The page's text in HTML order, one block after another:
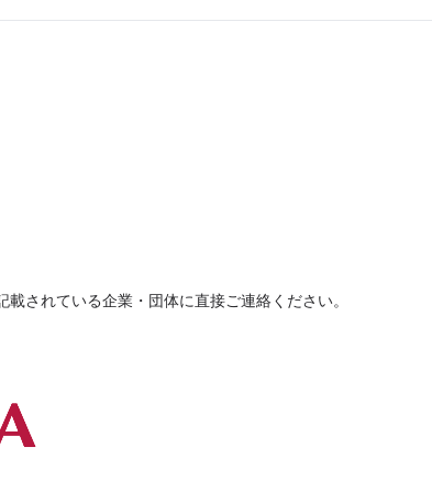
されている企業・団体に直接ご連絡ください。